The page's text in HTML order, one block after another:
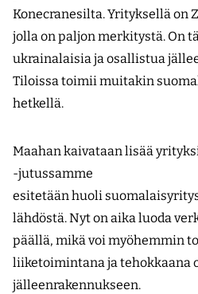
Konecranesilta. Yrityksellä on
jolla on paljon merkitystä. On
ukrainalaisia ja osallistua
Tiloissa toimii muitakin
hetkellä.
Maahan kaivataan lisää
-jutussamme
esitetään huoli
lähdöstä. Nyt on aika luoda
päällä, mikä voi myöhemmin
liiketoimintana ja tehokkaana
jälleenrakennukseen.